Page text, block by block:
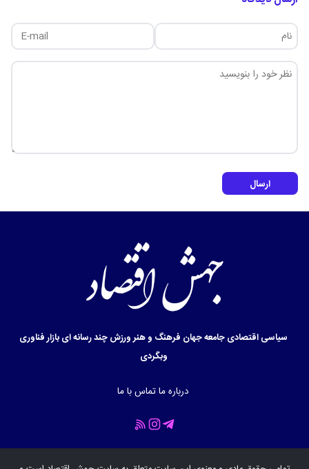
ارسال
سیاسیاقتصادیجامعهجهان فرهنگ و هنرورزشچند رسانه ایبازارفناوری
وبگردی
درباره ماتماس با ما